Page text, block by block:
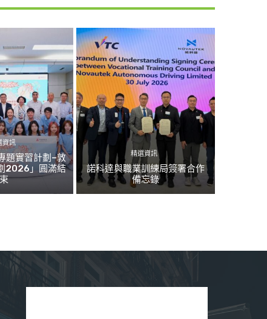
資訊
題實習計劃–敦
2026」圓滿結
束
精選資訊
諾科達與職業訓練局簽署合作
備忘錄